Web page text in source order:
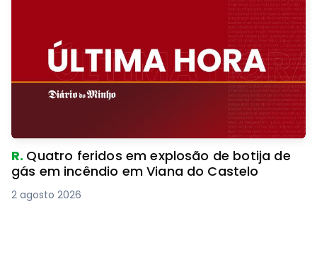
R. Quatro feridos em explosão de botija de
gás em incêndio em Viana do Castelo
2 agosto 2026